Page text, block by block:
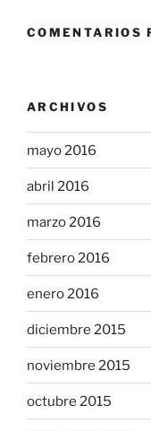
COMENTARIOS
ARCHIVOS
mayo 2016
abril 2016
marzo 2016
febrero 2016
enero 2016
diciembre 2015
noviembre 2015
octubre 2015